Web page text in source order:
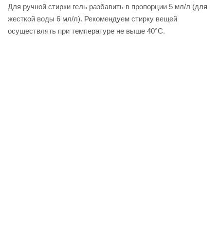
Для ручной стирки гель разбавить в пропорции 5 мл/л (для
жесткой воды 6 мл/л). Рекомендуем стирку вещей
осуществлять при температуре не выше 40°С.